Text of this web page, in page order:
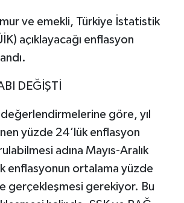
ve emekli, Türkiye İstatistik
açıklayacağı enflasyon
DEĞİŞTİ
göre, yıl
yüzde 24’lük enflasyon
adına Mayıs-Aralık
enflasyonun ortalama yüzde
gerçekleşmesi gerekiyor. Bu